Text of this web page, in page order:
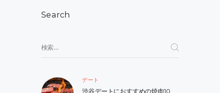
Search
索:
デート
渋谷デートにおすすめの焼肉10